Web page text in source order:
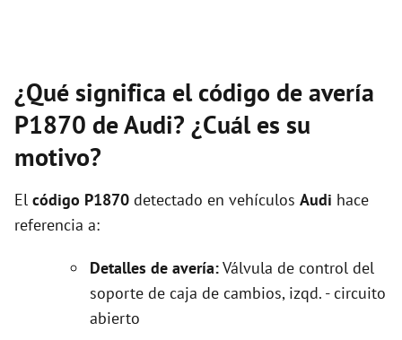
¿Qué significa el código de avería
P1870 de Audi? ¿Cuál es su
motivo?
El código P1870 detectado en vehículos Audi hace
referencia a:
Detalles de avería:Válvula de control del
soporte de caja de cambios, izqd. - circuito
abierto